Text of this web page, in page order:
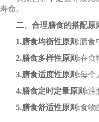
寿命。
二、合理膳食的搭配原
1.膳食均衡性原则 :膳食
2.膳食多样性原则:在食
3.膳食适度性原则:每个
4.膳食定时定量原则:注
5.膳食舒适性原则:食物